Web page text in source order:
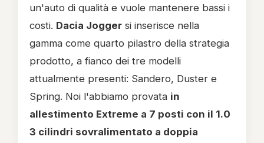
un'auto di qualità e vuole mantenere bassi i
costi. Dacia Jogger si inserisce nella
gamma come quarto pilastro della strategia
prodotto, a fianco dei tre modelli
attualmente presenti: Sandero, Duster e
Spring. Noi l'abbiamo provata in
allestimento Extreme a 7 posti con il 1.0
3 cilindri sovralimentato a doppia